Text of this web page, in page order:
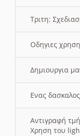
Τριτη:
Οδηγιες
Δημιουργια
Ενας
Αντιγραφή
Χρηση του